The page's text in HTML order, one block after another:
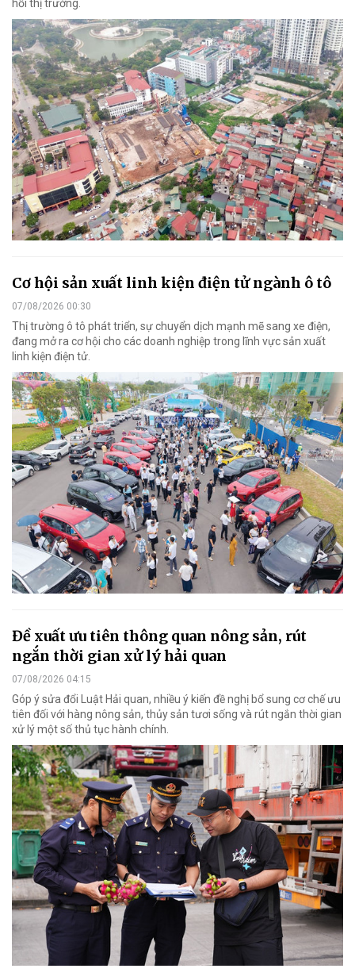
hồi thị trường.
Cơ hội sản xuất linh kiện điện tử ngành ô tô
07/08/2026 00:30
Thị trường ô tô phát triển, sự chuyển dịch mạnh mẽ sang xe điện,
đang mở ra cơ hội cho các doanh nghiệp trong lĩnh vực sản xuất
linh kiện điện tử.
Đề xuất ưu tiên thông quan nông sản, rút
ngắn thời gian xử lý hải quan
07/08/2026 04:15
Góp ý sửa đổi Luật Hải quan, nhiều ý kiến đề nghị bổ sung cơ chế ưu
tiên đối với hàng nông sản, thủy sản tươi sống và rút ngắn thời gian
xử lý một số thủ tục hành chính.